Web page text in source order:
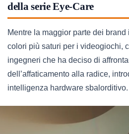
della serie Eye-Care
Mentre la maggior parte dei
colori più saturi per i videogiochi,
ingegneri che ha deciso di
dell’affaticamento alla radice,
intelligenza hardware sbalorditivo.